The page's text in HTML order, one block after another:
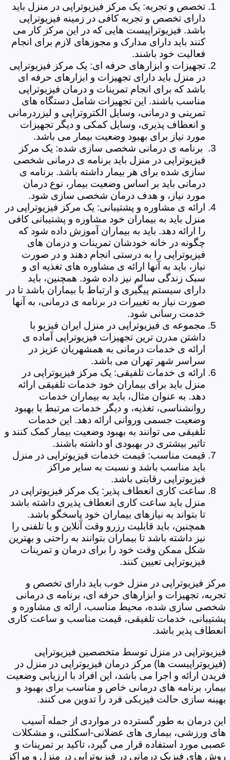
تخصص و تجربه: یک مرکز فیزیوتراپی در منزل باید
دارای تخصص و تجربه کافی در زمینه فیزیوتراپی
باشد. فیزیوتراپیست هایی که در این مرکز کار می
کنند باید دارای مدارک و مجوزهای لازم برای انجام
فعالیت خود باشند.
تجهیزات و ابزارهای حرفه ای: یک مرکز فیزیوتراپی
در منزل باید دارای تجهیزات و ابزارهای حرفه ای
باشد که برای انجام تمرینات و درمان فیزیوتراپی
مناسب باشند. این تجهیزات شامل دستگاه های
تمرینی و درمانی، وسایل الکتروتراپی و لیزردرمانی
و انعطاف پذیری، وسایل کمکی و دیگر تجهیزات
مورد نیاز برای بهبود وضعیت بیمار می باشد.
برنامه ی درمانی شخصی سازی شده: یک مرکز
فیزیوتراپی در منزل باید برنامه ی درمانی شخصی
سازی شده برای هر بیمار داشته باشد. برنامه ی
درمانی باید بر اساس وضعیت بیمار، نوع درمان
مورد نیاز، و هدف درمان شخصی سازی شود.
ارائه ی مشاوره و پشتیبانی: یک مرکز فیزیوتراپی در
منزل باید به بیماران خود مشاوره و پشتیبانی کافی
را ارائه دهد. باید به بیماران آموزش داده شود که
چگونه در خانه خودشان تمرینات و درمان های
فیزیوتراپی را به درستی انجام دهند و در صورت
نیاز، باید به آنها ارائه ی مشاوره های تغذیه ای و
سبک زندگی سالم نیز داده شود. همچنین، باید
دارای سیستم پیگیری و ارتباط با بیماران باشد تا در
صورت نیاز به تغییرات در برنامه ی درمانی، به آنها
خدمت رسانی شود.
مجموعه ی فیزیوتراپی در منزل ایران فیزیو با
داشتن مدرن ترین تجهیزات فیزیوتراپی آماده ی
ارائه ی خدمات درمانی به همشهریان عزیز در
سراسر شهر تهران می باشد.
ارائه ی خدمات تلفیقی: یک مرکز فیزیوتراپی در
منزل باید برای بیماران خود خدمات تلفیقی ارائه
دهد. به عنوان مثال، باید به بیماران خدمات
روانشناسی، تغذیه، و دیگر خدمات مرتبط با بهبود
وضعیت جسمی وروانی ارائه دهد. این خدمات
تلفیقی می توانند به بهبود وضعیت بیمار کمک کنند و
تاثیر بیشتری در بهبودی او داشته باشند.
قیمت مناسب: قیمت خدمات فیزیوتراپی در منزل
باید مناسب باشد و نسبت به سایر مراکز
فیزیوتراپی رقابتی باشد.
ساعت کاری انعطاف پذیر: یک مرکز فیزیوتراپی در
منزل باید ساعت کاری انعطاف پذیری داشته باشد
تا بتواند به نیازهای بیماران خود پاسخگو باشد.
همچنین، باید قابلیت رزرو وقت آنلاین و یا تلفنی را
نیز داشته باشد تا بیماران بتوانند به راحتی و بهترین
شکل ممکن وقت خود را برای درمان و تمرینات
فیزیوتراپی تعیین کنند.
مرکز فیزیوتراپی در منزل خوب باید دارای تخصص و
تجربه، تجهیزات و ابزارهای حرفه ای، برنامه ی درمانی
شخصی سازی شده، محیط مناسب، ارائه ی مشاوره و
پشتیبانی، خدمات تلفیقی، قیمت مناسب و ساعت کاری
انعطاف پذیر باشد.
فیزیوتراپی در منزل توسط متخصصین فیزیوتراپی
(فیزیوتراپیست ها) مرکز درمان فیزیوتراپی در منزل در
فریدن ارائه و اجرا می باشد، این افراد با ارزیابی وضعیت
بیمار، برنامه های درمانی خاص و مناسب برای بهبود و
بهینه سازی حالت فیزیکی فرد را تدوین می کنند.
این درمان به طور گسترده در مواردی از جمله آسیب
های ورزشی، بیماری های عضلانی-اسکلتی، و مشکلات
عصبی مورد استفاده قرار می گیرد، تاکید بر تمرینات و
روش های فیزیک درمانی در فیزیوتراپی در منزل و مراکز